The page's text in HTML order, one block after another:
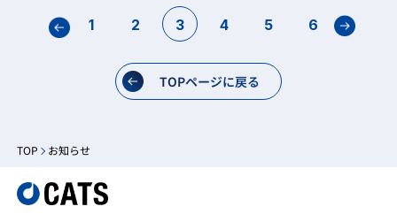
1 2 3 4 5 6
TOPページに戻る
TOP お知らせ